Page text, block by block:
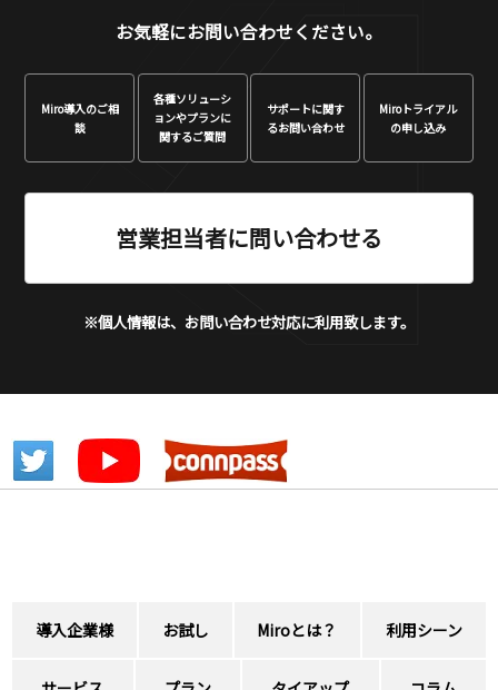
お気軽にお問い合わせください。
Miro導入のご相
談
各種ソリューシ
ョンやプランに
関するご質問
サポートに関す
るお問い合わせ
Miroトライアル
の申し込み
営業担当者に問い合わせる
※個人情報は、お問い合わせ対応に利用致します。
導入企業様 お試し Miroとは？ 利用シーン